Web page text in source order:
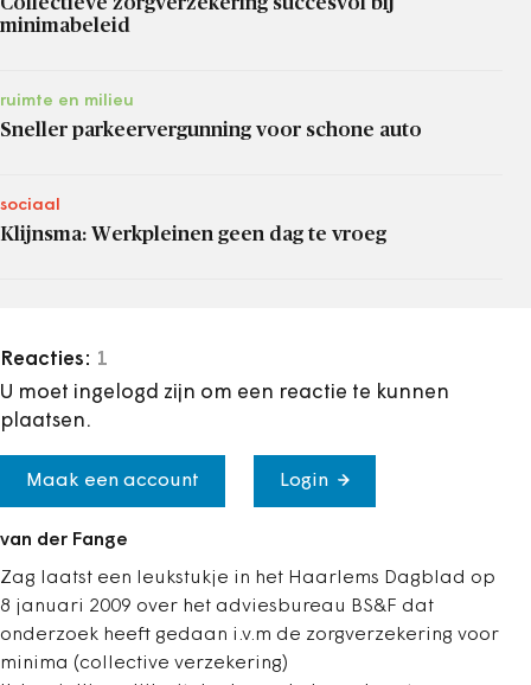
minimabeleid
ruimte en milieu
Sneller parkeervergunning voor schone auto
sociaal
Klijnsma: Werkpleinen geen dag te vroeg
Reacties: 1
U moet ingelogd zijn om een reactie te kunnen
plaatsen.
Maak een account Login
van der Fange
Zag laatst een leukstukje in het Haarlems Dagblad op
8 januari 2009 over het adviesbureau BS&F dat
onderzoek heeft gedaan i.v.m de zorgverzekering voor
minima (collective verzekering)